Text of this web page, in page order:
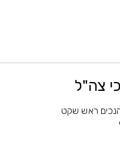
צה"ל
הנכים ראש שקט